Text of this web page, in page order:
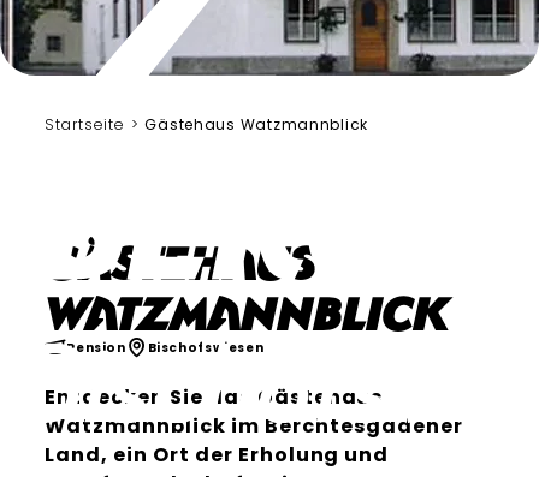
Startseite Gästehaus Watzmannblick
Gästehaus
Watzmannblick
Pension Bischofswiesen
Entdecken Sie das Gästehaus
Watzmannblick im Berchtesgadener
Land, ein Ort der Erholung und